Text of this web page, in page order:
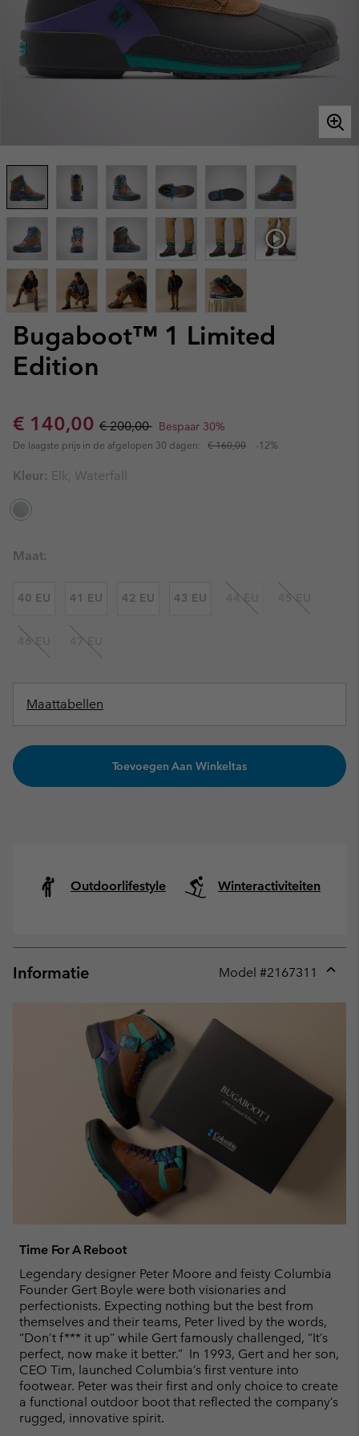
Bugaboot™ 1 Limited
Edition
Sale price:
€ 140,00 Regular price:
€ 200,00 Bespaar 30%
De laagste prijs in de afgelopen 30 dagen: € 160,00 -12%
Kleur: Elk, Waterfall
Maat:
40 EU 41 EU 42 EU 43 EU 44 EU 45 EU
46 EU 47 EU
Maattabellen
Toevoegen Aan Winkeltas
Outdoorlifestyle Winteractiviteiten
Informatie Model #2167311
or
Time For A Reboot
Legendary designer Peter Moore and feisty Columbia
Founder Gert Boyle were both visionaries and
perfectionists. Expecting nothing but the best from
themselves and their teams, Peter lived by the words,
“Don’t f*** it up” while Gert famously challenged, “It’s
perfect, now make it better.” In 1993, Gert and her son,
CEO Tim, launched Columbia’s first venture into
footwear. Peter was their first and only choice to create
a functional outdoor boot that reflected the company’s
rugged, innovative spirit.